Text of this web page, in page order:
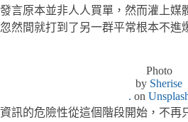
發言原本並非人人買單，然而灌上媒
忽然間就打到了另一群平常根本不進
Photo
by Sherise
. on
資訊的危險性從這個階段開始，不再